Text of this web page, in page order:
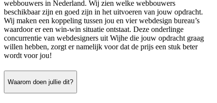
webbouwers in Nederland. Wij zien welke webbouwers
beschikbaar zijn en goed zijn in het uitvoeren van jouw opdracht.
Wij maken een koppeling tussen jou en vier webdesign bureau’s
waardoor er een win-win situatie ontstaat. Deze onderlinge
concurrentie van webdesigners uit Wijhe die jouw opdracht graag
willen hebben, zorgt er namelijk voor dat de prijs een stuk beter
wordt voor jou!
Waarom doen jullie dit?